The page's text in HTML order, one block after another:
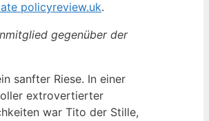
policyreview.uk.
gegenüber der
sanfter Riese. In einer
extrovertierter
war Tito der Stille,